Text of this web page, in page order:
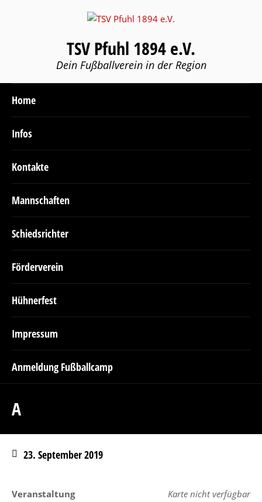
TSV Pfuhl 1894 e.V.
Dein Fußballverein in der Region
Home
Infos
Kontakte
Mannschaften
Schiedsrichter
Förderverein
Hühnerfest
Impressum
Anmeldung Fußballcamp
A
23. September 2019
Karte nicht verfügbar
Veranstaltung